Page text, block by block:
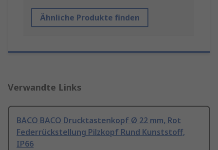
Ähnliche Produkte finden
Verwandte Links
BACO BACO Drucktastenkopf Ø 22 mm, Rot
Federrückstellung Pilzkopf Rund Kunststoff,
IP66